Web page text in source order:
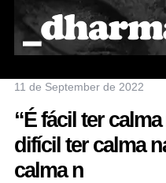
11 de September de 2022
“É fácil ter
difícil ter calma
calma n